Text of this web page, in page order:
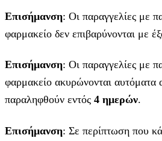
Επισήμανση: Οι παραγγελίες με
φαρμακείο δεν επιβαρύνονται με
Επισήμανση: Οι παραγγελίες με
φαρμακείο ακυρώνονται αυτόματα
παραληφθούν εντός 4 ημερών.
Επισήμανση: Σε περίπτωση που